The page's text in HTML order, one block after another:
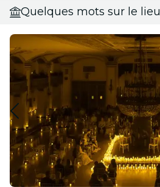
Quelques mots sur le lieu